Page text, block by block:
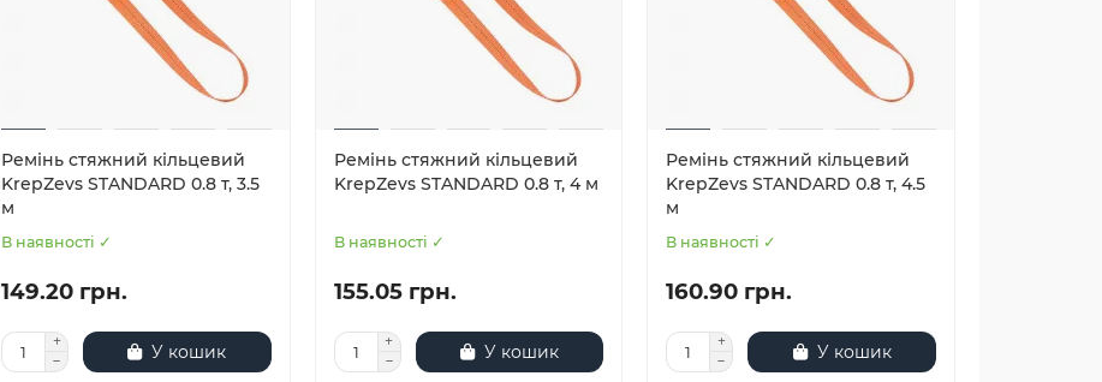
Ремінь стяжний кільцевий
KrepZevs STANDARD 0.8 т, 3.5
м
В наявності ✓
149.20 грн.
У кошик
Ремінь стяжний кільцевий
KrepZevs STANDARD 0.8 т, 4 м
В наявності ✓
155.05 грн.
У кошик
Ремінь стяжний кільцевий
KrepZevs STANDARD 0.8 т, 4.5
м
В наявності ✓
160.90 грн.
У кошик